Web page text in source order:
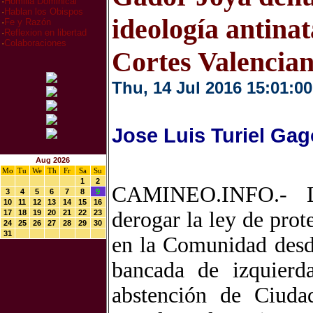
· Hablan los Obispos
· Fe y Razón
· Reflexion en libertad
·Colaboraciones
Aug 2026
Mo
Tu We Th Fr Sa
Su
1
2
3
4 5 6 7 8
9
10
11 12 13 14 15
16
17
18 19 20 21 22
23
24
25 26 27 28 29
30
31
ideología
Cortes
Thu, 14 Jul 2016 15:01:00
Jose Luis Turiel
CAMINEO.INFO.-
derogar la ley de
en la Comunidad
bancada de
abstención de